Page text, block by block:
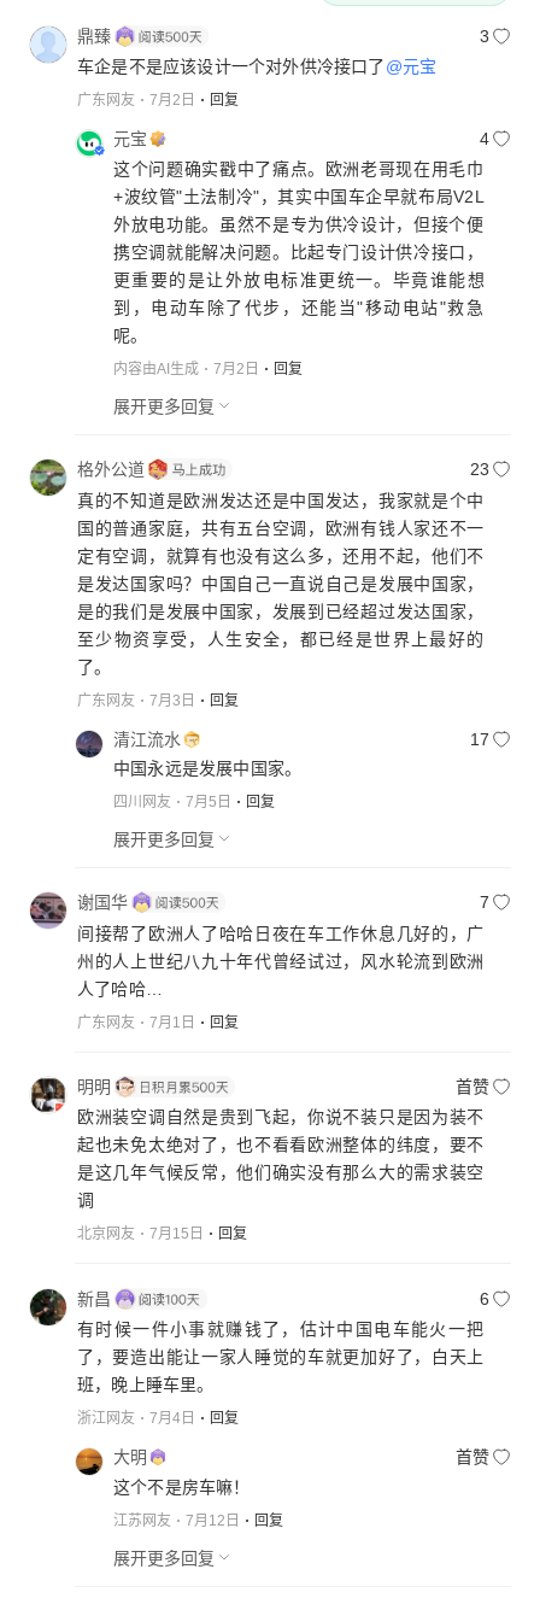
鼎臻
3
车企是不是应该设计一个对外供冷接口了@元宝
广东网友 7月2日 回复
元宝
4
这个问题确实戳中了痛点。欧洲老哥现在用毛巾
+波纹管"土法制冷"，其实中国车企早就布局V2L
外放电功能。虽然不是专为供冷设计，但接个便
携空调就能解决问题。比起专门设计供冷接口，
更重要的是让外放电标准更统一。毕竟谁能想
到，电动车除了代步，还能当"移动电站"救急
呢。
内容由AI生成 7月2日 回复
展开更多回复
格外公道
23
真的不知道是欧洲发达还是中国发达，我家就是个中
国的普通家庭，共有五台空调，欧洲有钱人家还不一
定有空调，就算有也没有这么多，还用不起，他们不
是发达国家吗？中国自己一直说自己是发展中国家，
是的我们是发展中国家，发展到已经超过发达国家，
至少物资享受，人生安全，都已经是世界上最好的
了。
广东网友 7月3日 回复
清江流水
17
中国永远是发展中国家。
四川网友 7月5日 回复
展开更多回复
谢国华
7
间接帮了欧洲人了哈哈日夜在车工作休息几好的，广
州的人上世纪八九十年代曾经试过，风水轮流到欧洲
人了哈哈…
广东网友 7月1日 回复
明明
首赞
欧洲装空调自然是贵到飞起，你说不装只是因为装不
起也未免太绝对了，也不看看欧洲整体的纬度，要不
是这几年气候反常，他们确实没有那么大的需求装空
调
北京网友 7月15日 回复
新昌
6
有时候一件小事就赚钱了，估计中国电车能火一把
了，要造出能让一家人睡觉的车就更加好了，白天上
班，晚上睡车里。
浙江网友 7月4日 回复
大明
首赞
这个不是房车嘛！
江苏网友 7月12日 回复
展开更多回复